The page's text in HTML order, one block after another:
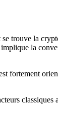
se trouve la
la
fortement